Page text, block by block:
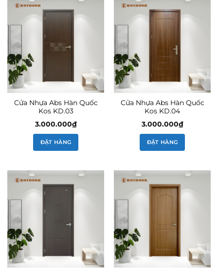
Cửa Nhựa Abs Hàn Quốc
Kos KD.03
3.000.000₫
ĐẶT HÀNG
Cửa Nhựa Abs Hàn Quốc
Kos KD.04
3.000.000₫
ĐẶT HÀNG